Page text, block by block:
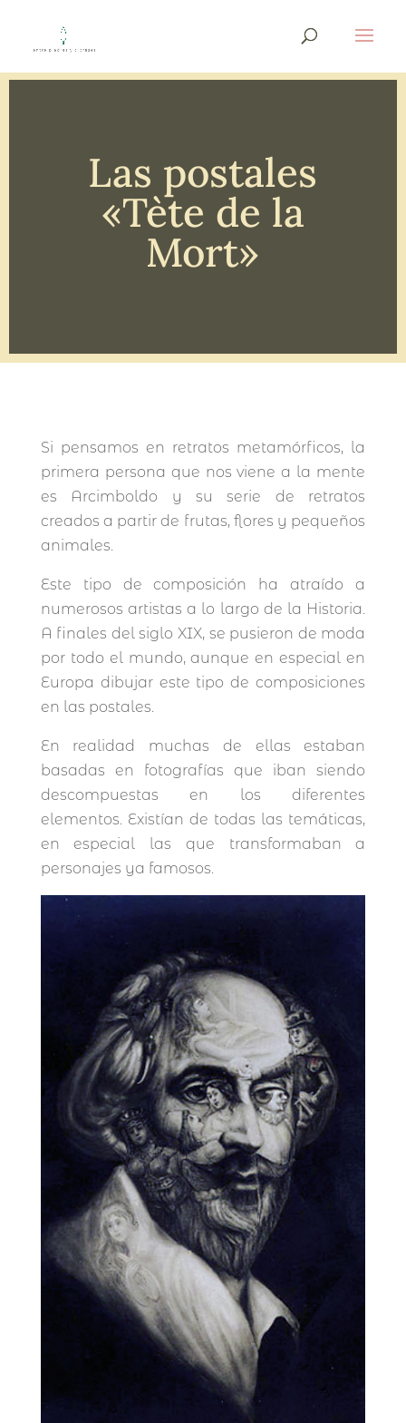
Las postales
«Tète de la
Mort»
Si pensamos en retratos metamórficos, la
primera persona que nos viene a la mente
es Arcimboldo y su serie de retratos
creados a partir de frutas, flores y pequeños
animales.
Este tipo de composición ha atraído a
numerosos artistas a lo largo de la Historia.
A finales del siglo XIX, se pusieron de moda
por todo el mundo, aunque en especial en
Europa dibujar este tipo de composiciones
en las postales.
En realidad muchas de ellas estaban
basadas en fotografías que iban siendo
descompuestas en los diferentes
elementos. Existían de todas las temáticas,
en especial las que transformaban a
personajes ya famosos.